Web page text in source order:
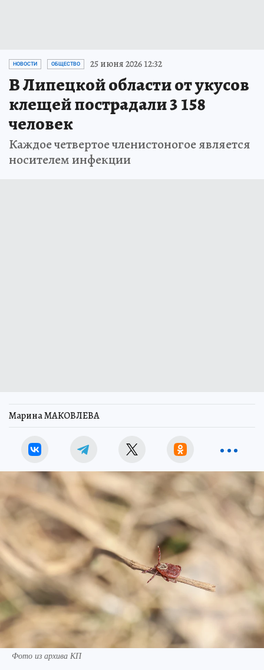
НОВОСТИ ОБЩЕСТВО 25 июня 2026 12:32
В Липецкой области от укусов
клещей пострадали 3 158
человек
Каждое четвертое членистоногое является
носителем инфекции
Марина МАКОВЛЕВА
Фото из архива КП